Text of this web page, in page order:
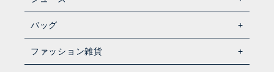
バッグ
ファッション雑貨